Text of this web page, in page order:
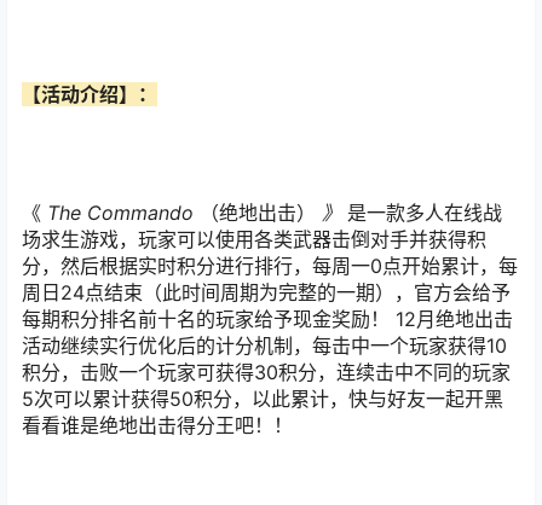
【活动介绍】：
《 The Commando （绝地出击） 》 是一款多人在线战
场求生游戏，玩家可以使用各类武器击倒对手并获得积
分，然后根据实时积分进行排行，每周一0点开始累计，每
周日24点结束（此时间周期为完整的一期），官方会给予
每期积分排名前十名的玩家给予现金奖励！ 12月绝地出击
活动继续实行优化后的计分机制，每击中一个玩家获得10
积分，击败一个玩家可获得30积分，连续击中不同的玩家
5次可以累计获得50积分，以此累计，快与好友一起开黑
看看谁是绝地出击得分王吧！！